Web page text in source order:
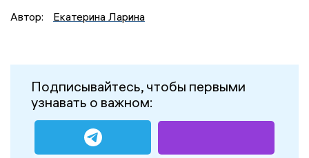
Автор:
Екатерина Ларина
Подписывайтесь, чтобы первыми
узнавать о важном: